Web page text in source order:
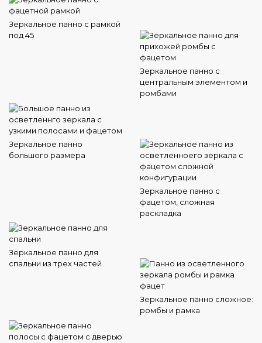
Зеркальное панно с рамкой
под 45
Зеркальное панно с
центральным элементом и
ромбами
Зеркальное панно
большого размера
Зеркальное панно с
фацетом, сложная
раскладка
Зеркальное панно для
спальни из трех частей
Зеркальное панно сложное:
ромбы и рамка